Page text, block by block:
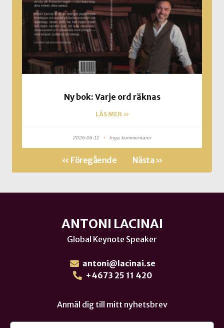
Ny bok: Varje ord räknas
LÄS MER »
2026-06-11 Inga kommentarer
« Föregående Nästa »
ANTONI LACINAI
Global Keynote Speaker
antoni@lacinai.se
+4673 25 11 420
Anmäl dig till mitt nyhetsbrev